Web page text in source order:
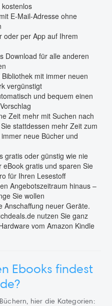
E-Mail-Adresse ohne
oder per App auf Ihrem
Download für alle anderen
mit immer neuen
vergünstigt
und bequem einen
Zeit mehr mit Suchen nach
stattdessen mehr Zeit zum
neue Bücher und
gratis oder günstig wie nie
eBook gratis und sparen Sie
für Ihren Lesestoff
Angebotszeitraum hinaus –
Sie wollen
Anschaffung neuer Geräte.
nutzen Sie ganz
vom Amazon Kindle
Ebooks findest
hier die Kategorien: